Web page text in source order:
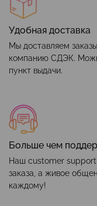
Удобная доставка
Мы доставляем
компанию СДЭК.
пункт выдачи.
Больше чем
Наш customer support
заказа, а живое
каждому!